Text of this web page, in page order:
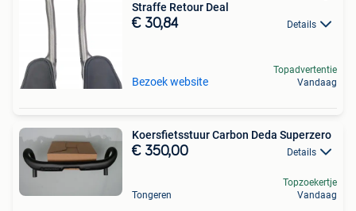
Straffe Retour Deal
€ 30,84 Details
Bezoek website
Topadvertentie
Vandaag
Koersfietsstuur Carbon Deda Superzero
€ 350,00 Details
Tongeren
Topzoekertje
Vandaag